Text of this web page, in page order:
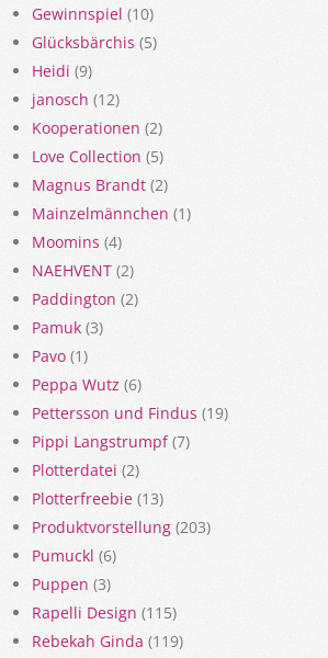
Gewinnspiel (10)
Glücksbärchis (5)
Heidi (9)
janosch (12)
Kooperationen (2)
Love Collection (5)
Magnus Brandt (2)
Mainzelmännchen (1)
Moomins (4)
NAEHVENT (2)
Paddington (2)
Pamuk (3)
Pavo (1)
Peppa Wutz (6)
Pettersson und Findus (19)
Pippi Langstrumpf(7)
Plotterdatei (2)
Plotterfreebie (13)
Produktvorstellung (203)
Pumuckl (6)
Puppen (3)
Rapelli Design (115)
Rebekah Ginda (119)